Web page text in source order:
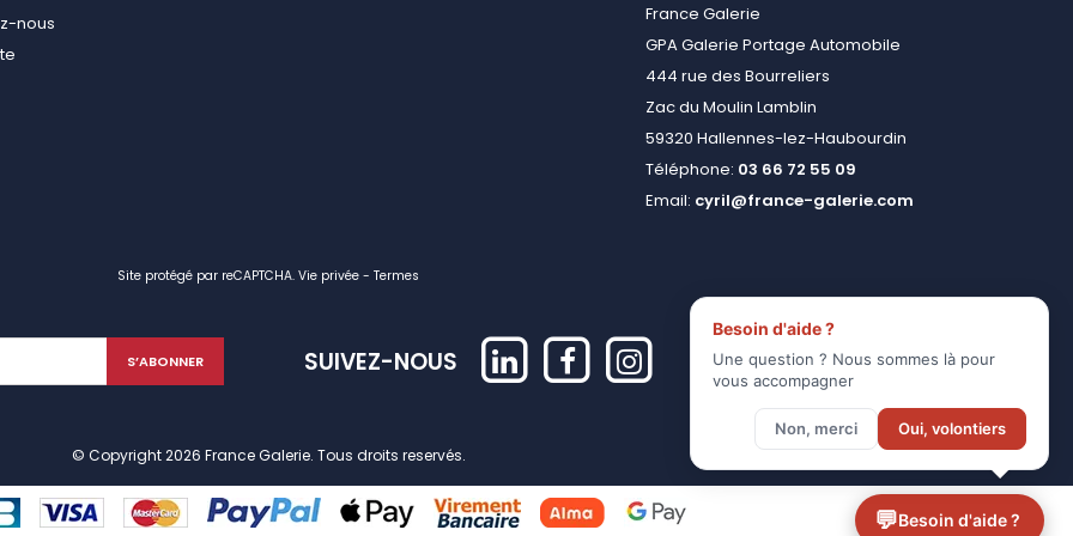
en garantissant la conformité avec les réglementations. Personnalisez vos préférences pour contrôler la manière dont vos informations sont
nous
France Galerie
GPA Galerie Portage Automobile
444 rue des Bourreliers
Zac du Moulin Lamblin
59320 Hallennes-lez-Haubourdin
Téléphone: 03 66 72 55 09
Email: cyril@france-galerie.com
Site protégé par reCAPTCHA. Vie privée - Termes
SUIVEZ-NOUS
© Copyright 2026 France Galerie. Tous droits reservés.
💬Besoin d'aide ?
Besoin d'aide ?
Une question ? Nous sommes là pour
vous accompagner
Non, merci Oui, volontiers